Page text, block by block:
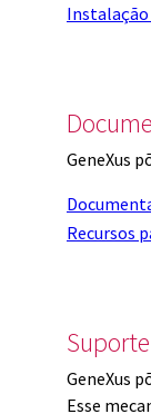
Instalação
GeneXus
Recursos
Suporte
GeneXus
Esse